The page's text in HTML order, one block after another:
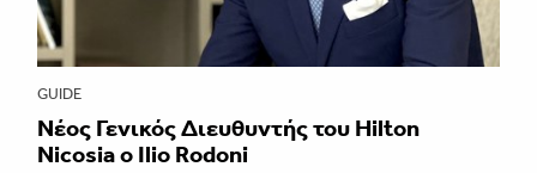
GUIDE
Νέος Γενικός Διευθυντής του Hilton
Nicosia ο Ilio Rodoni